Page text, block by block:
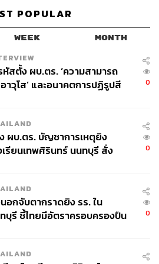
THE AUTHOR
ร วงษ์ปัญญา
รณาธิการข่าวในประเทศ กอง
POPULAR
WEEK MONTH
หัสตั้ง ผบ.ตร. ‘ความสามารถ
าวุโส’ และอนาคตการปฏิรูปสี
0
ผบ.ตร. บัญชาการเหตุยิง
เรียนเทพศิรินทร์ นนทบุรี สั่ง
0
อกจับตากราดยิง รร. ใน
บุรี ชี้ไทยมีอัตราครอบครองปืน
0